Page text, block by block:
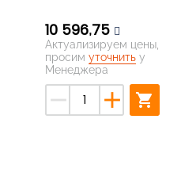
10 596,75
Актуализируем цены,
просим уточнитьу
Менеджера
remove add shopping_cart